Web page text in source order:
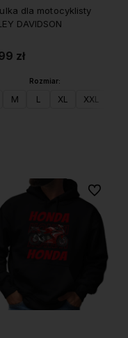
dla motocyklisty
DAVIDSON
zł
Rozmiar:
M L XL XXL
Do